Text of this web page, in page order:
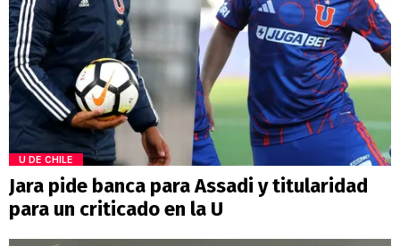
U DE CHILE
Jara pide banca para Assadi y titularidad
para un criticado en la U